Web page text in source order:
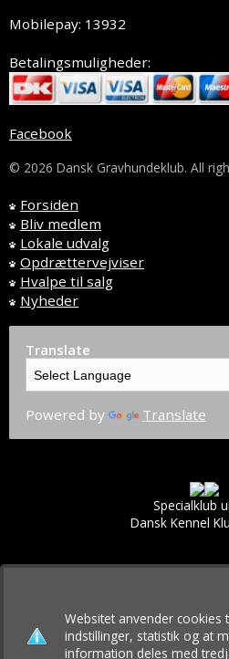
Mobilepay: 13932
Betalingsmuligheder:
Facebook
© 2026 Dansk Gravhundeklub. All
Forsiden
Bliv medlem
Lokale udvalg
Opdrættervejviser
Hvalpe til salg
Nyheder
Translate
Powered by Translate
Specialklub
Dansk Kennel
Websitet anvender cookies
indstillinger, statistik og at
information deles med